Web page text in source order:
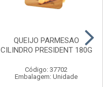
QUEIJO PARMESAO
CILINDRO PRESIDENT 180G
Código: 37702
Embalagem: Unidade